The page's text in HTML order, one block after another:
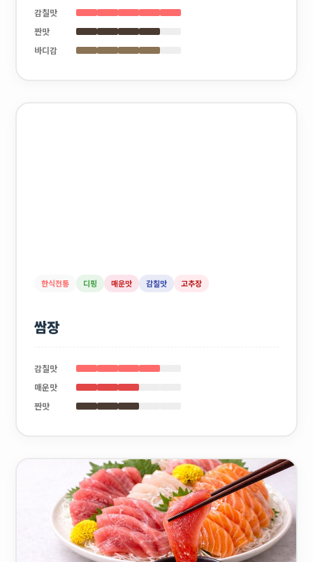
감칠맛
짠맛
바디감
한식전통 디핑 매운맛 감칠맛 고추장
쌈장
감칠맛
매운맛
짠맛